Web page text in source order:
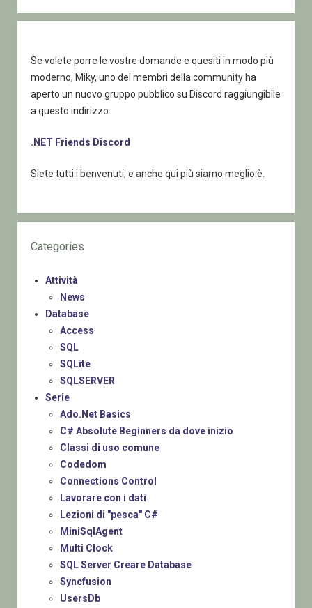
Se volete porre le vostre domande e quesiti in modo più
moderno, Miky, uno dei membri della community ha
aperto un nuovo gruppo pubblico su Discord raggiungibile
a questo indirizzo:
.NET Friends Discord
Siete tutti i benvenuti, e anche qui più siamo meglio è.
Categories
Attività
News
Database
Access
SQL
SQLite
SQLSERVER
Serie
Ado.Net Basics
C# Absolute Beginners da dove inizio
Classi di uso comune
Codedom
Connections Control
Lavorare con i dati
Lezioni di "pesca" C#
MiniSqlAgent
Multi Clock
SQL Server Creare Database
Syncfusion
UsersDb